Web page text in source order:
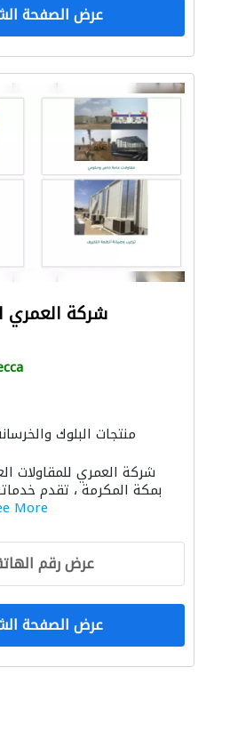
عرض الصفحة
شركة العمري
منتجات البلوك
الدهان خزانات المياه
مقاولون لمكافحة
شركة العمري للمقاولات
بمكة المكرمة ، تقدم
More
عرض رقم
عرض الصفحة